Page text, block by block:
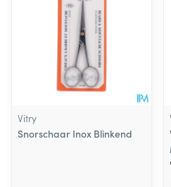
Vitry
Snorschaar Inox Blinkend